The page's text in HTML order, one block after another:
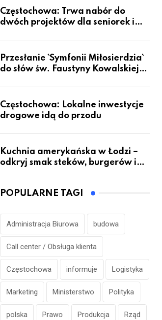
Częstochowa: Trwa nabór do
dwóch projektów dla seniorek i
Przesłanie `Symfonii Miłosierdzia`
do słów św. Faustyny Kowalskiej
Częstochowa: Lokalne inwestycje
drogowe idą do przodu
Kuchnia amerykańska w Łodzi –
odkryj smak steków, burgerów i
POPULARNE TAGI
Administracja Biurowa budowa
Call center / Obsługa klienta
Częstochowa informuje Logistyka
Marketing Ministerstwo Polityka
polska Prawo Produkcja Rząd